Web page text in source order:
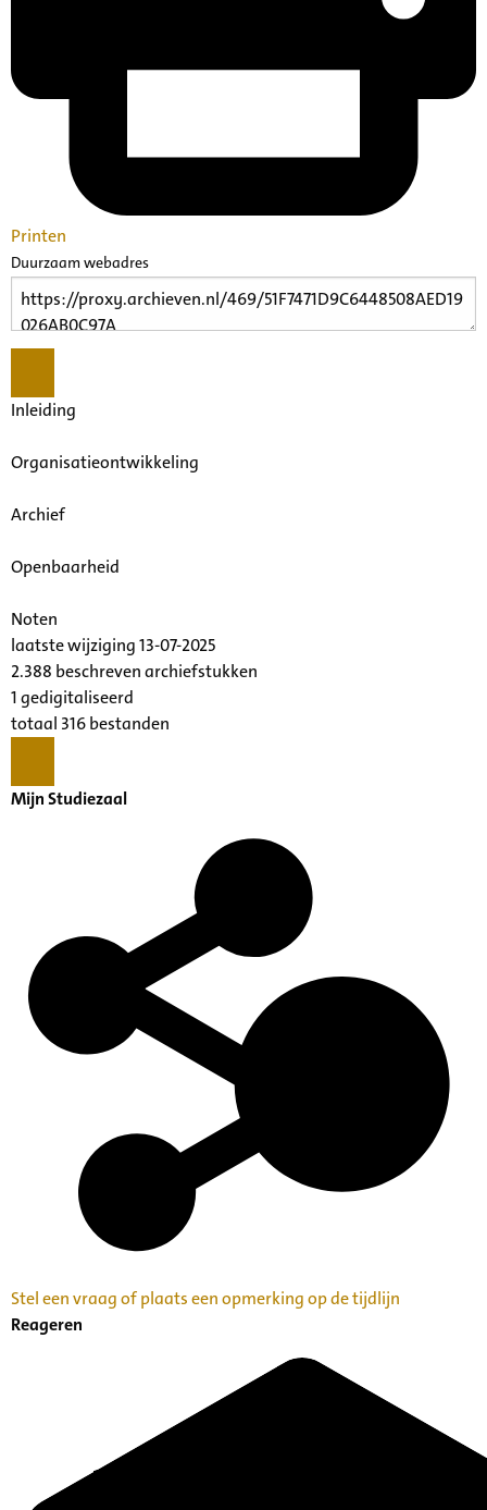
Printen
Duurzaam webadres
Inleiding
Organisatieontwikkeling
Archief
Openbaarheid
Noten
laatste wijziging 13-07-2025
2.388 beschreven archiefstukken
1 gedigitaliseerd
totaal 316 bestanden
Mijn Studiezaal
Stel een vraag of plaats een opmerking op de tijdlijn
Reageren